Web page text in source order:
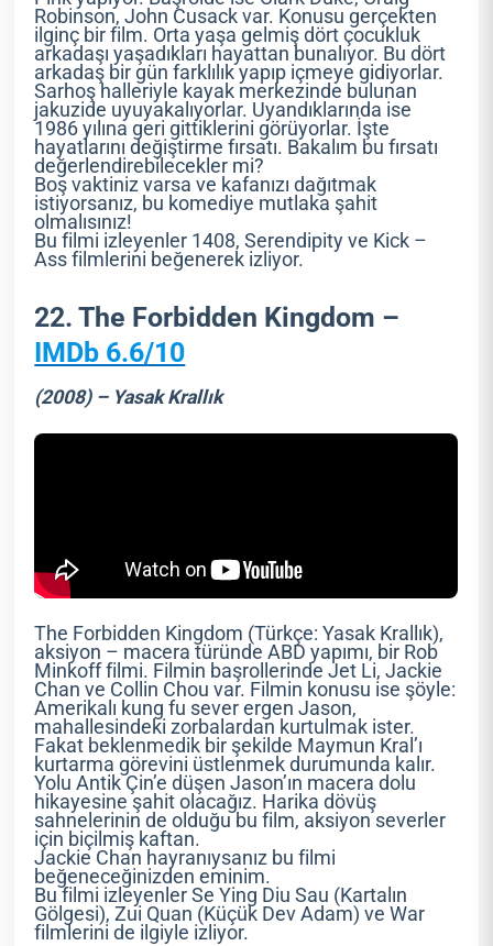
Robinson, John Cusack var. Konusu gerçekten
ilginç bir film. Orta yaşa gelmiş dört çocukluk
arkadaşı yaşadıkları hayattan bunalıyor. Bu dört
arkadaş bir gün farklılık yapıp içmeye gidiyorlar.
Sarhoş halleriyle kayak merkezinde bulunan
jakuzide uyuyakalıyorlar. Uyandıklarında ise
1986 yılına geri gittiklerini görüyorlar. İşte
hayatlarını değiştirme fırsatı. Bakalım bu fırsatı
değerlendirebilecekler mi?
Boş vaktiniz varsa ve kafanızı dağıtmak
istiyorsanız, bu komediye mutlaka şahit
olmalısınız!
Bu filmi izleyenler 1408, Serendipity ve Kick –
Ass filmlerini beğenerek izliyor.
22. The Forbidden Kingdom –
IMDb 6.6/10
(2008) – Yasak Krallık
The Forbidden Kingdom (Türkçe: Yasak Krallık),
aksiyon – macera türünde ABD yapımı, bir Rob
Minkoff filmi. Filmin başrollerinde Jet Li, Jackie
Chan ve Collin Chou var. Filmin konusu ise şöyle:
Amerikalı kung fu sever ergen Jason,
mahallesindeki zorbalardan kurtulmak ister.
Fakat beklenmedik bir şekilde Maymun Kral’ı
kurtarma görevini üstlenmek durumunda kalır.
Yolu Antik Çin’e düşen Jason’ın macera dolu
hikayesine şahit olacağız. Harika dövüş
sahnelerinin de olduğu bu film, aksiyon severler
için biçilmiş kaftan.
Jackie Chan hayranıysanız bu filmi
beğeneceğinizden eminim.
Bu filmi izleyenler Se Ying Diu Sau (Kartalın
Gölgesi), Zui Quan (Küçük Dev Adam) ve War
filmlerini de ilgiyle izliyor.